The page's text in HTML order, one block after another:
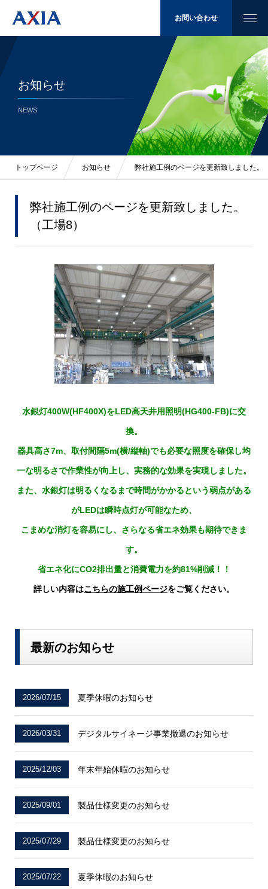
お問い合わせ
お知らせ
NEWS
トップページ お知らせ 弊社施工例のページを更新致しました。
弊社施工例のページを更新致しました。
（工場8）
水銀灯400W(HF400X)をLED高天井用照明(HG400-FB)に交
換。
器具高さ7m、取付間隔5m(横/縦軸)でも必要な照度を確保し均
一な明るさで作業性が向上し、実務的な効果を実現しました。
また、水銀灯は明るくなるまで時間がかかるという弱点がある
がLEDは瞬時点灯が可能なため、
こまめな消灯を容易にし、さらなる省エネ効果も期待できま
す。
省エネ化にCO2排出量と消費電力を約81%削減！！
詳しい内容はこちらの施工例ページをご覧ください。
最新のお知らせ
2026/07/15 夏季休暇のお知らせ
2026/03/31 デジタルサイネージ事業撤退のお知らせ
2025/12/03 年末年始休暇のお知らせ
2025/09/01 製品仕様変更のお知らせ
2025/07/29 製品仕様変更のお知らせ
2025/07/22 夏季休暇のお知らせ
太陽光発電
LED照明
会社概要